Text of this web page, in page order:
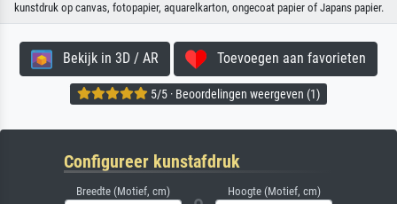
kunstdruk op canvas, fotopapier, aquarelkarton, ongecoat papier of Japans papier.
Bekijk in 3D / AR Toevoegen aan favorieten
5/5 · Beoordelingen weergeven (1)
Configureer kunstafdruk
Breedte (Motief, cm) Hoogte (Motief, cm)